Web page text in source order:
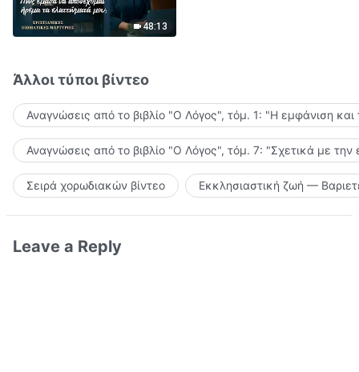
48:13
Άλλοι τύποι βίντεο
Αναγνώσεις από το βιβλίο "Ο Λόγος", τόμ. 1: "Η εμφάνιση
Αναγνώσεις από το βιβλίο "Ο Λόγος", τόμ. 7: "Σχετικά με την
Σειρά χορωδιακών βίντεο Εκκλησιαστική ζωή —
Leave a Reply